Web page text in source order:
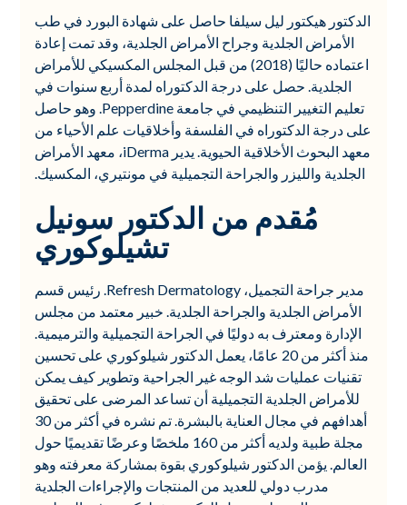
الدكتور هيكتور ليل سيلفا حاصل على شهادة البورد في طب
الأمراض الجلدية وجراح الأمراض الجلدية، وقد تمت إعادة
اعتماده حاليًا (2018) من قبل المجلس المكسيكي للأمراض
الجلدية. حصل على درجة الدكتوراه لمدة أربع سنوات في
تعليم التغيير التنظيمي في جامعة Pepperdine. وهو حاصل
على درجة الدكتوراه في الفلسفة وأخلاقيات علم الأحياء من
معهد البحوث الأخلاقية الحيوية. يدير iDerma، معهد الأمراض
الجلدية والليزر والجراحة التجميلية في مونتيري، المكسيك.
مُقدم من الدكتور سونيل
تشيلوكوري
مدير جراحة التجميل، Refresh Dermatology. رئيس قسم
الأمراض الجلدية والجراحة الجلدية. خبير معتمد من مجلس
الإدارة ومعترف به دوليًا في الجراحة التجميلية والترميمية.
منذ أكثر من 20 عامًا، يعمل الدكتور شيلوكوري على تحسين
تقنيات عمليات شد الوجه غير الجراحية وتطوير كيف يمكن
للأمراض الجلدية التجميلية أن تساعد المرضى على تحقيق
أهدافهم في مجال العناية بالبشرة. تم نشره في أكثر من 30
مجلة طبية ولديه أكثر من 160 ملخصًا وعرضًا تقديميًا حول
العالم. يؤمن الدكتور شيلوكوري بقوة بمشاركة معرفته وهو
مدرب دولي للعديد من المنتجات والإجراءات الجلدية